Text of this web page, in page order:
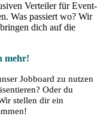
Verteiler für Event-
Was passiert wo? Wir
dich auf die
mehr!
Jobboard zu nutzen
Oder du
stellen dir ein